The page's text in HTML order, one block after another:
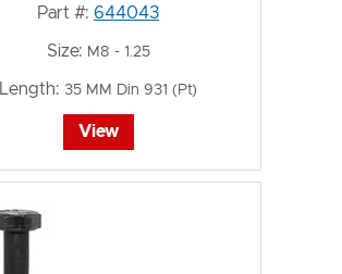
Part #: 644043
Size: M8 - 1.25
Length: 35 MM Din 931 (Pt)
View